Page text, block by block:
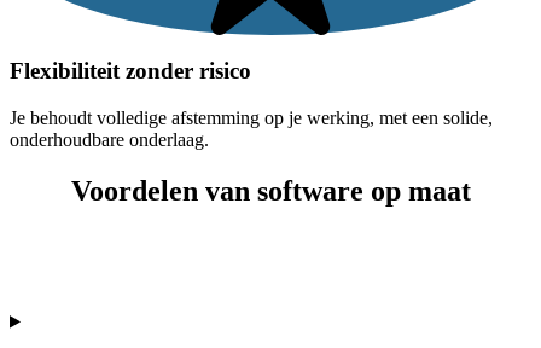
Flexibiliteit zonder risico
Je behoudt volledige afstemming op je werking, met een solide,
onderhoudbare onderlaag.
Voordelen van software op maat